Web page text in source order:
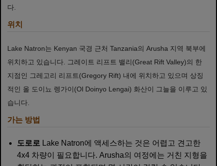
다.
위치
Lake Natron는 Kenyan 국경 근처 Tanzania의 Arusha 지역 북부에
위치하고 있습니다. 그레이트 리프트 밸리(Great Rift Valley)의 한
지점인 그레고리 리프트(Gregory Rift) 내에 위치하고 있으며 상징
적인 올 도이뇨 렝가이(Ol Doinyo Lengai) 화산이 그늘을 이루고 있
습니다.
가는 방법
도로로 Lake Natron에 액세스하는 것은 어렵고 견고한
4x4 차량이 필요합니다. Arusha의 여정에는 거친 지형을